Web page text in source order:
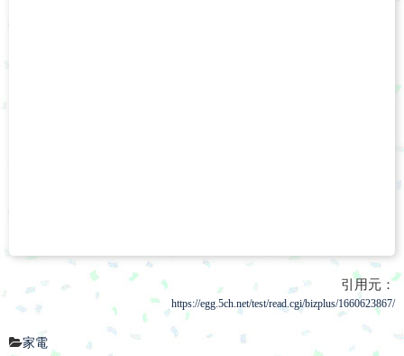
引用元：
https://egg.5ch.net/test/read.cgi/bizplus/1660623867/
家電